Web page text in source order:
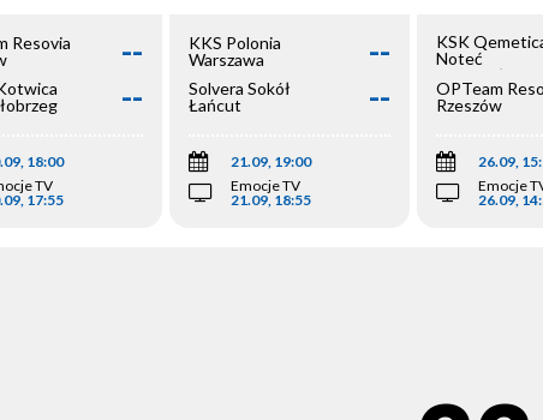
Resovia
--
--
18:00
TV
17:55
KKS Polonia
Warszawa
--
Solvera Sokół
Łańcut
--
21.09, 19:00
Emocje TV
21.09, 18:55
KSK
Noteć
Inowrocław
OPTeam
Rzeszów
26.09,
Emocje
26.09,